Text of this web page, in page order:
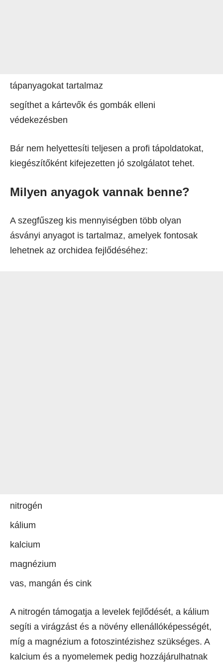
tápanyagokat tartalmaz
segíthet a kártevők és gombák elleni
védekezésben
Bár nem helyettesíti teljesen a profi tápoldatokat,
kiegészítőként kifejezetten jó szolgálatot tehet.
Milyen anyagok vannak benne?
A szegfűszeg kis mennyiségben több olyan
ásványi anyagot is tartalmaz, amelyek fontosak
lehetnek az orchidea fejlődéséhez:
nitrogén
kálium
kalcium
magnézium
vas, mangán és cink
A nitrogén támogatja a levelek fejlődését, a kálium
segíti a virágzást és a növény ellenállóképességét,
míg a magnézium a fotoszintézishez szükséges. A
kalcium és a nyomelemek pedig hozzájárulhatnak